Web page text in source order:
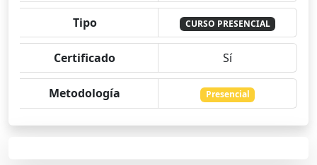
Tipo CURSO PRESENCIAL
Certificado Sí
Metodología Presencial